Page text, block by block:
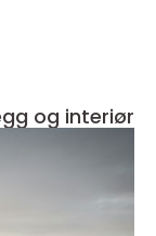
og interiør